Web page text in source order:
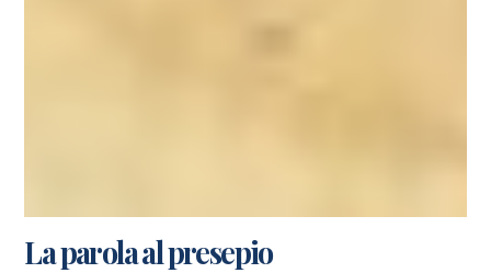
La parola al presepio